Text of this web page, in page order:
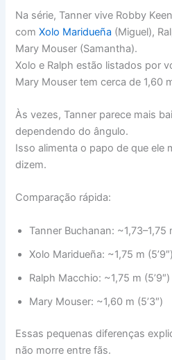
Na série, Tanner vive Robby
comXolo Maridueña (Miguel),
Mary Mouser (Samantha).
Xolo e Ralph estão listados por
Mary Mouser tem cerca de 1,60
Às vezes, Tanner parece mais
dependendo do ângulo.
Isso alimenta o papo de que ele
dizem.
Comparação rápida:
Tanner Buchanan: ~1,73–1,75
Xolo Maridueña: ~1,75 m (5’9″)
Ralph Macchio: ~1,75 m (5’9″)
Mary Mouser: ~1,60 m (5’3″)
Essas pequenas diferenças
não morre entre fãs.